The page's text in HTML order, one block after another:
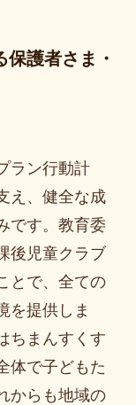
護者さま・
ラン行動計
え、健全な成
です。教育委
後児童クラブ
とで、全ての
を提供しま
ちまんすくす
体で子どもた
からも地域の